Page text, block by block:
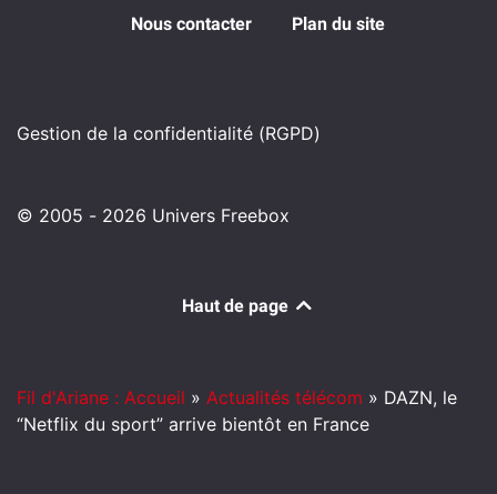
Nous contacter Plan du site
Gestion de la confidentialité (RGPD)
© 2005 - 2026 Univers Freebox
Haut de page
Fil d'Ariane : Accueil » Actualités télécom » DAZN, le
“Netflix du sport” arrive bientôt en France